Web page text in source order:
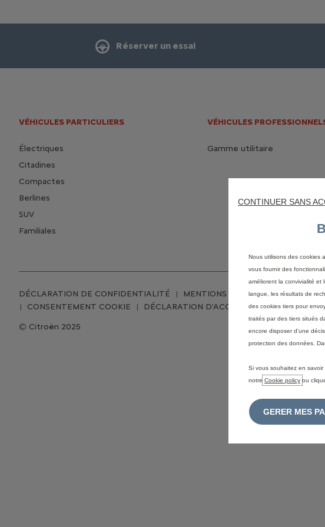
Réserver un essai
VÉHICULES PARTICULIERS
Électriques
Citadines
Compactes
Berlines
SUV
Familiales
VÉHICULES
Gamme utilitaire
Citroën 2025
DÉCLARATION DE CONFIDENTIALITÉ
MENTIONS LÉGALES
CONSENTEMENT COOKIE
DÉCLARATION D'ACCESSIBILITÉ
CONTINUER SANS
Nous utilisons des cookies
vous fournir des
améliorent la convivialité et
langue, les résultats de
des cookies tiers pour
traités par des tiers situés
encore disposer d'une
protection des données.
Si vous souhaitez en
notre Cookie policy ou
GERER MES